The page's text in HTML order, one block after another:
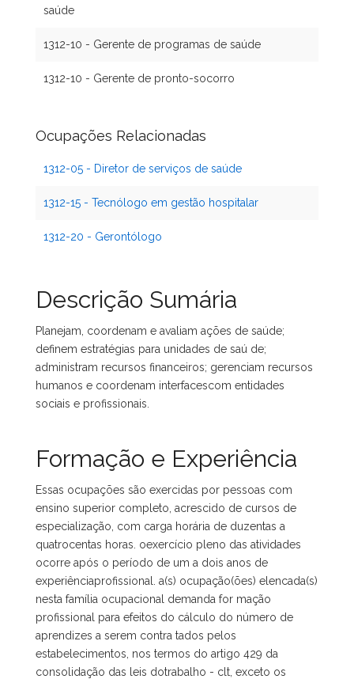
saúde
1312-10 - Gerente de programas de saúde
1312-10 - Gerente de pronto-socorro
Ocupações Relacionadas
1312-05 - Diretor de serviços de saúde
1312-15 - Tecnólogo em gestão hospitalar
1312-20 - Gerontólogo
Descrição Sumária
Planejam, coordenam e avaliam ações de saúde;
definem estratégias para unidades de saú de;
administram recursos financeiros; gerenciam recursos
humanos e coordenam interfacescom entidades
sociais e profissionais.
Formação e Experiência
Essas ocupações são exercidas por pessoas com
ensino superior completo, acrescido de cursos de
especialização, com carga horária de duzentas a
quatrocentas horas. oexercício pleno das atividades
ocorre após o período de um a dois anos de
experiênciaprofissional. a(s) ocupação(ões) elencada(s)
nesta família ocupacional demanda for mação
profissional para efeitos do cálculo do número de
aprendizes a serem contra tados pelos
estabelecimentos, nos termos do artigo 429 da
consolidação das leis dotrabalho - clt, exceto os